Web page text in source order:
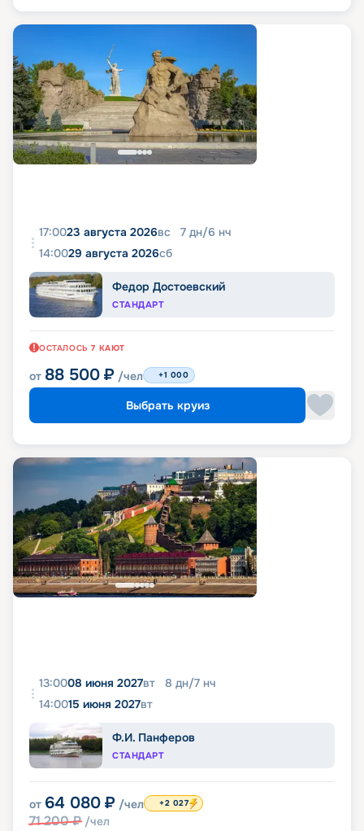
17:0023 августа 2026вс 7 дн/6 нч
14:0029 августа 2026сб
Федор Достоевский
СТАНДАРТ
ОСТАЛОСЬ 7 КАЮТ
от 88 500 ₽ /чел +1 000
Выбрать круиз
13:0008 июня 2027вт 8 дн/7 нч
14:0015 июня 2027вт
Ф.И. Панферов
СТАНДАРТ
от 64 080 ₽ /чел
71 200₽ /чел
+2 027